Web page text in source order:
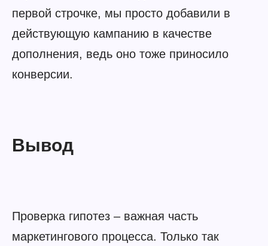
первой строчке, мы просто добавили в
действующую кампанию в качестве
дополнения, ведь оно тоже приносило
конверсии.
Вывод
Проверка гипотез – важная часть
маркетингового процесса. Только так